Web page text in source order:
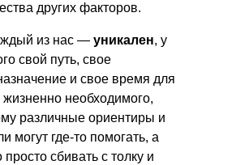
других факторов.
из нас — уникален, у
свой путь, свое
и свое время для
жизненно необходимого,
различные ориентиры и
могут где-то помогать, а
просто сбивать с толку и